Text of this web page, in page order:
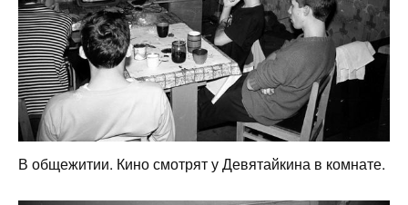
В общежитии. Кино смотрят у Девятайкина в комнате.